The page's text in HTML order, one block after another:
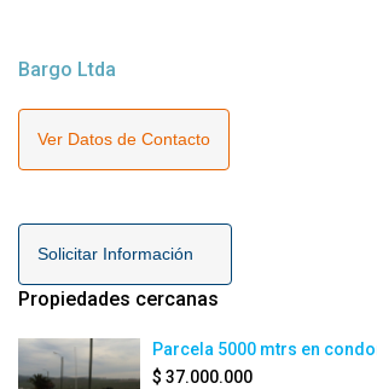
Bargo Ltda
Ver Datos de Contacto
Solicitar Información
Propiedades cercanas
Parcela 5000 mtrs en
$ 37.000.000